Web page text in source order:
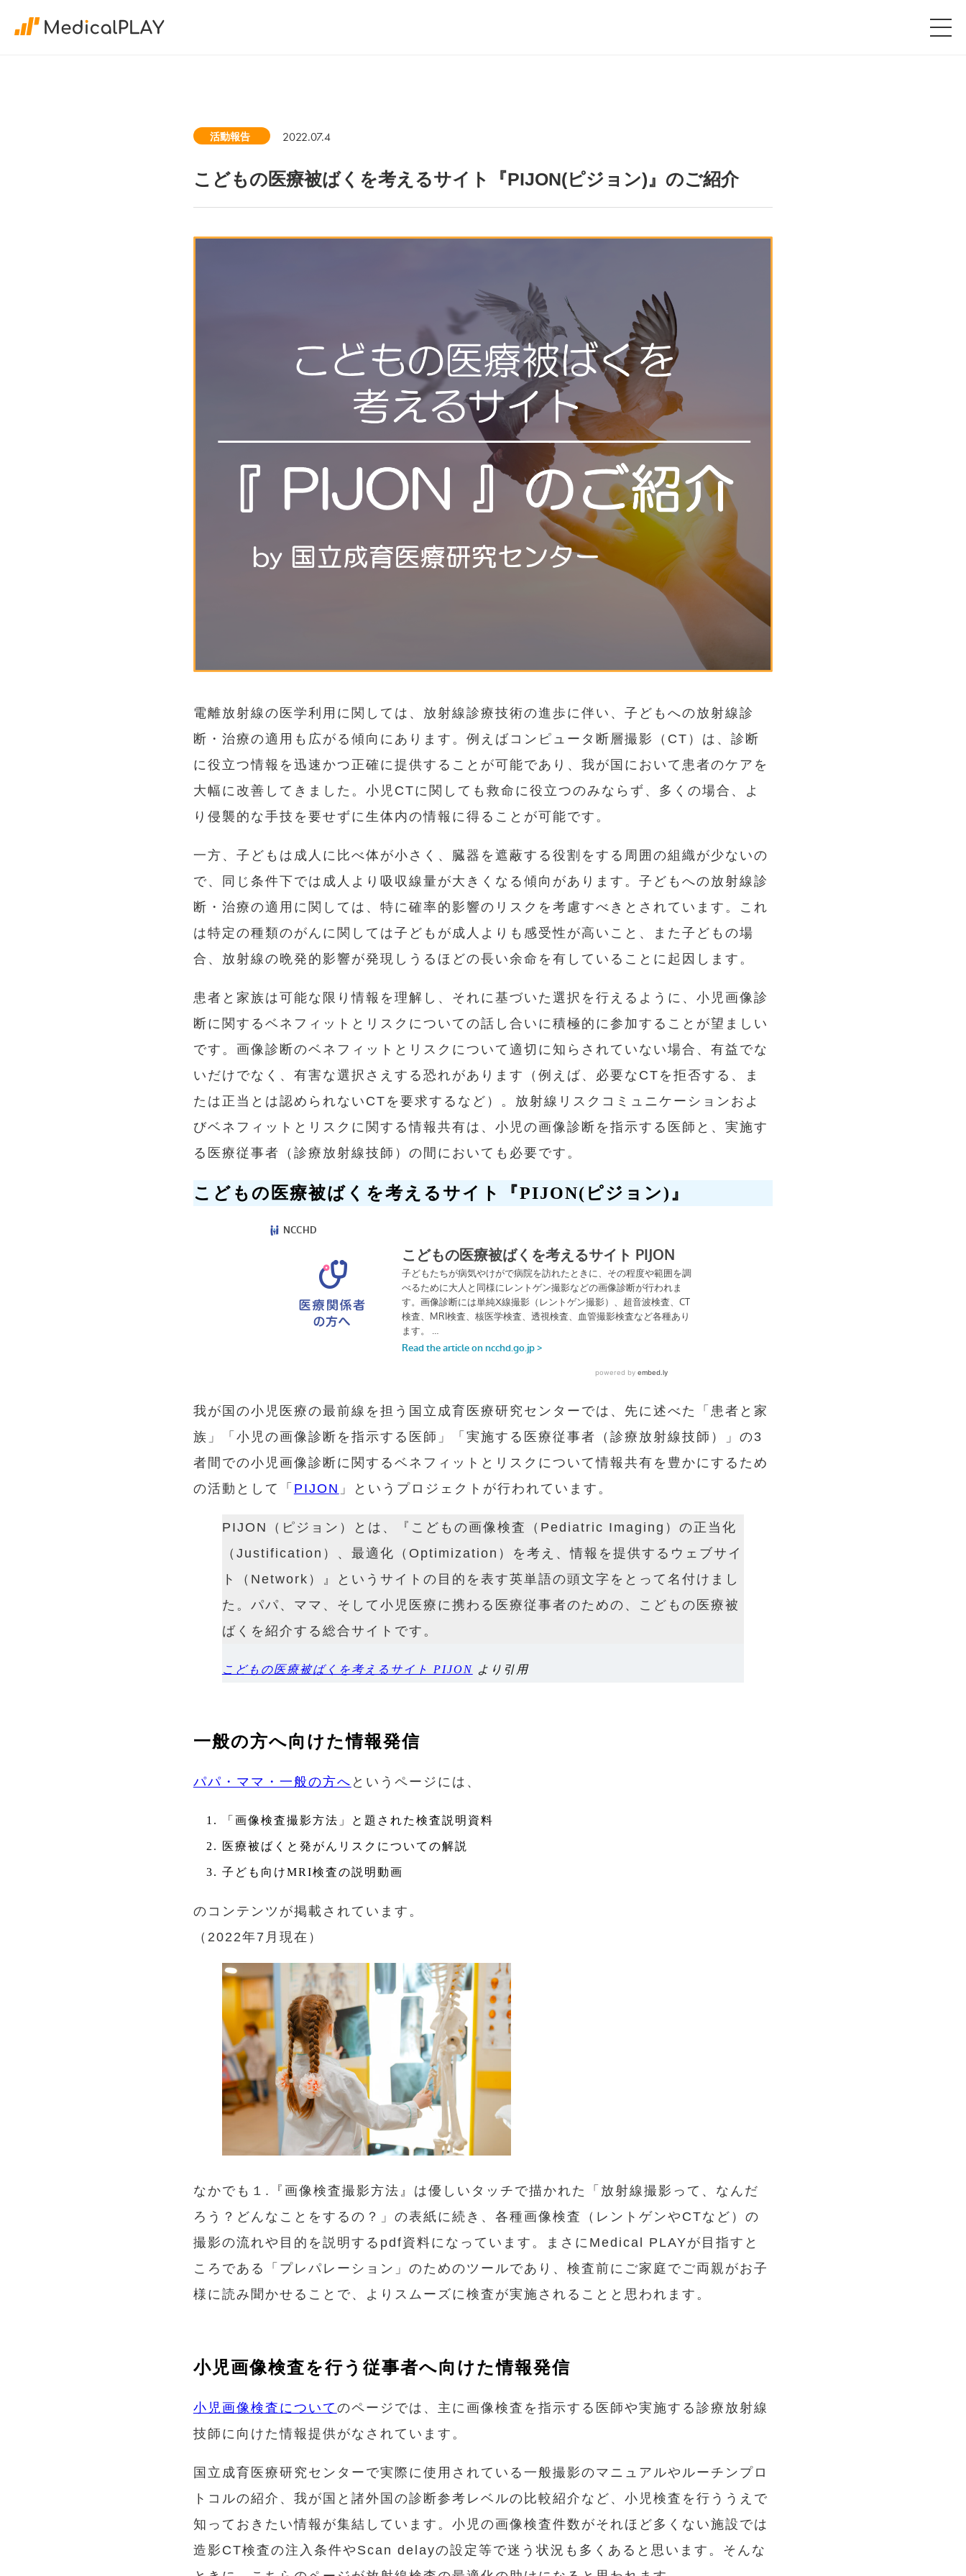
活動報告 2022.07.4
こどもの医療被ばくを考えるサイト『PIJON(ピジョン)』のご紹介
電離放射線の医学利用に関しては、放射線診療技術の進歩に伴い、子どもへの放射線診
断・治療の適用も広がる傾向にあります。例えばコンピュータ断層撮影（CT）は、診断
に役立つ情報を迅速かつ正確に提供することが可能であり、我が国において患者のケアを
大幅に改善してきました。小児CTに関しても救命に役立つのみならず、多くの場合、よ
り侵襲的な手技を要せずに生体内の情報に得ることが可能です。
一方、子どもは成人に比べ体が小さく、臓器を遮蔽する役割をする周囲の組織が少ないの
で、同じ条件下では成人より吸収線量が大きくなる傾向があります。子どもへの放射線診
断・治療の適用に関しては、特に確率的影響のリスクを考慮すべきとされています。これ
は特定の種類のがんに関しては子どもが成人よりも感受性が高いこと、また子どもの場
合、放射線の晩発的影響が発現しうるほどの長い余命を有していることに起因します。
患者と家族は可能な限り情報を理解し、それに基づいた選択を行えるように、小児画像診
断に関するベネフィットとリスクについての話し合いに積極的に参加することが望ましい
です。画像診断のベネフィットとリスクについて適切に知らされていない場合、有益でな
いだけでなく、有害な選択さえする恐れがあります（例えば、必要なCTを拒否する、ま
たは正当とは認められないCTを要求するなど）。放射線リスクコミュニケーションおよ
びベネフィットとリスクに関する情報共有は、小児の画像診断を指示する医師と、実施す
る医療従事者（診療放射線技師）の間においても必要です。
こどもの医療被ばくを考えるサイト『PIJON(ピジョン)』
我が国の小児医療の最前線を担う国立成育医療研究センターでは、先に述べた「患者と家
族」「小児の画像診断を指示する医師」「実施する医療従事者（診療放射線技師）」の3
者間での小児画像診断に関するベネフィットとリスクについて情報共有を豊かにするため
の活動として「 PIJON 」というプロジェクトが行われています。
PIJON（ピジョン）とは、『こどもの画像検査（Pediatric Imaging）の正当化
（Justification）、最適化（Optimization）を考え、情報を提供するウェブサイ
ト（Network）』というサイトの目的を表す英単語の頭文字をとって名付けまし
た。パパ、ママ、そして小児医療に携わる医療従事者のための、こどもの医療被
ばくを紹介する総合サイトです。
こどもの医療被ばくを考えるサイト PIJON より引用
一般の方へ向けた情報発信
パパ・ママ・一般の方へ というページには、
「画像検査撮影方法」と題された検査説明資料
医療被ばくと発がんリスクについての解説
子ども向けMRI検査の説明動画
のコンテンツが掲載されています。
（2022年7月現在）
なかでも１.『画像検査撮影方法』は優しいタッチで描かれた「放射線撮影って、なんだ
ろう？どんなことをするの？」の表紙に続き、各種画像検査（レントゲンやCTなど）の
撮影の流れや目的を説明するpdf資料になっています。まさにMedical PLAYが目指すと
ころである「プレパレーション」のためのツールであり、検査前にご家庭でご両親がお子
様に読み聞かせることで、よりスムーズに検査が実施されることと思われます。
小児画像検査を行う従事者へ向けた情報発信
小児画像検査について のページでは、主に画像検査を指示する医師や実施する診療放射線
技師に向けた情報提供がなされています。
国立成育医療研究センターで実際に使用されている一般撮影のマニュアルやルーチンプロ
トコルの紹介、我が国と諸外国の診断参考レベルの比較紹介など、小児検査を行ううえで
知っておきたい情報が集結しています。小児の画像検査件数がそれほど多くない施設では
造影CT検査の注入条件やScan delayの設定等で迷う状況も多くあると思います。そんな